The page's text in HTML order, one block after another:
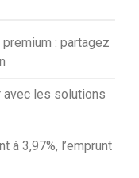
: partagez
avec les solutions
à 3,97%, l’emprunt